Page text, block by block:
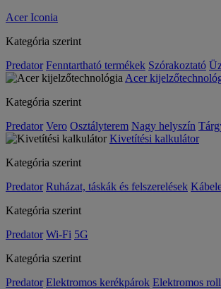
Acer Iconia
Kategória szerint
Predator Fenntartható termékek Szórakoztató
Acer
Kategória szerint
Predator Vero Osztályterem Nagy helyszín
Kivetítési kalkulátor
Kategória szerint
Predator Ruházat, táskák és felszerelések
Kategória szerint
Predator Wi-Fi 5G
Kategória szerint
Predator Elektromos kerékpárok Elektromos